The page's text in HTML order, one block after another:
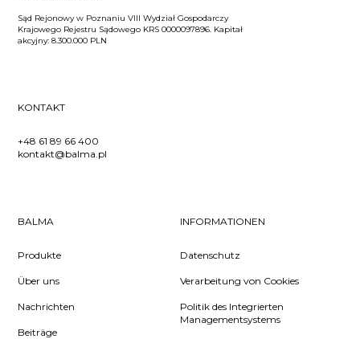
Sąd Rejonowy w Poznaniu VIII Wydział Gospodarczy
Krajowego Rejestru Sądowego KRS 0000097896. Kapitał
akcyjny: 8.300.000 PLN
KONTAKT
+48 61 89 66 400
kontakt@balma.pl
BALMA
Produkte
Über uns
Nachrichten
Beiträge
INFORMATIONEN
Datenschutz
Verarbeitung von Cookies
Politik des Integrierten
Managementsystems